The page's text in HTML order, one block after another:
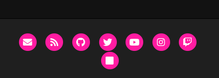
Email me RSS GitHub Twitter YouTube Instagram